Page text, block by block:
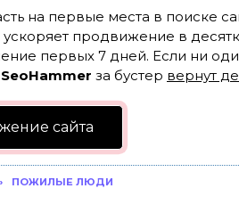
на первые места в поиске
ускоряет продвижение в
первых 7 дней. Если ни
SeoHammer за бустер вернут
сайта
ПОЖИЛЫЕ ЛЮДИ